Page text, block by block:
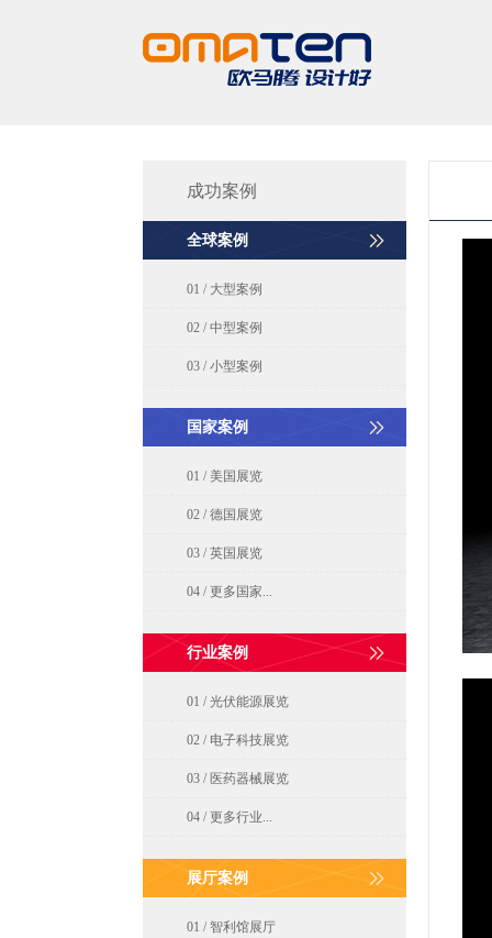
成功案例
全球案例
01 / 大型案例
02 / 中型案例
03 / 小型案例
国家案例
01 / 美国展览
02 / 德国展览
03 / 英国展览
04 / 更多国家...
行业案例
01 / 光伏能源展览
02 / 电子科技展览
03 / 医药器械展览
04 / 更多行业...
展厅案例
01 / 智利馆展厅